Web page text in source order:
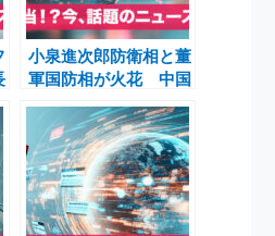
小泉進次郎防衛相と董
軍国防相が火花 中国
判を一蹴した日本外交
の転換点